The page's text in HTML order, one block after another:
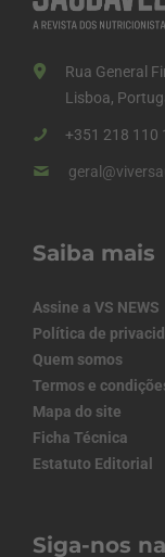
Rua General
Lisboa,
+351 218 110
Saiba mais
Assine a VS NEWS
Política de
Quem somos
Termos e
Mapa do site
Ficha Técnica
Estatuto Editorial
Siga-nos